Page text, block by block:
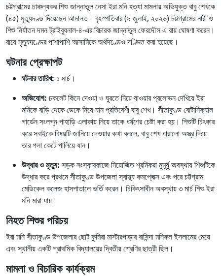
চট্টগ্রামের চাঞ্চল্যকর শিশু জান্নাতুল নেসা ইরা মনি হত্যা মামলায় অভিযুক্ত বাবু শেখকে
(৪৫) মৃত্যুদণ্ড দিয়েছেন আদালত। বৃহস্পতিবার (৯ জুলাই, ২০২৬) চট্টগ্রামের নারী ও
শিশু নির্যাতন দমন ট্রাইব্যুনাল-৪-এর বিচারক জান্নাতুল ফেরদৌস এ রায় ঘোষণা করেন।
রায়ে মৃত্যুদণ্ডের পাশাপাশি আসামিকে অর্থদণ্ডেও দণ্ডিত করা হয়েছে।
ঘটনার প্রেক্ষাপট
ঘটনার তারিখ: ১ মার্চ।
অভিযোগ: চকলেট কিনে দেওয়া ও ঘুরতে নিয়ে যাওয়ার প্রলোভন দেখিয়ে ইরা
মনিকে বাড়ি থেকে ডেকে নিয়ে যান প্রতিবেশী বাবু শেখ। সীতাকুণ্ড বোটানিক্যাল
গার্ডেন সংলগ্ন পাহাড়ি এলাকায় নিয়ে তাকে ধর্ষণের চেষ্টা করা হয়। শিশুটি চিৎকার
করে সবাইকে বিষয়টি জানিয়ে দেওয়ার কথা বললে, বাবু শেখ ধারালো অস্ত্র দিয়ে
তার গলা কেটে পালিয়ে যান।
উদ্ধার ও মৃত্যু: সড়ক সংস্কারকাজে নিয়োজিত শ্রমিকরা মুমূর্ষু অবস্থায় শিশুটিকে
উদ্ধার করে প্রথমে সীতাকুণ্ড উপজেলা স্বাস্থ্য কমপ্লেক্স এবং পরে চট্টগ্রাম
মেডিকেল কলেজ হাসপাতালে ভর্তি করেন। চিকিৎসাধীন অবস্থায় ৩ মার্চ শিশু ইরা
মনি মারা যায়।
নিহত শিশুর পরিচয়
ইরা মনি সীতাকুণ্ড উপজেলার ছোট কুমিরা মাস্টারপাড়ার বাসিন্দা মনিরুল ইসলামের মেয়ে
এবং স্থানীয় একটি প্রাথমিক বিদ্যালয়ের দ্বিতীয় শ্রেণির ছাত্রী ছিল।
মামলা ও বিচারিক কার্যক্রম